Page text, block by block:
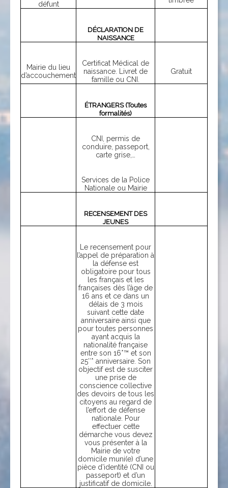
défunt
DÉCLARATION DE
NAISSANCE
Mairie du lieu
d’accouchement
Certificat Médical de
naissance. Livret de
famille ou CNI.
Gratuit
ÉTRANGERS (Toutes
formalités)
CNI, permis de
conduire, passeport,
carte grise,…
Services de la Police
Nationale ou Mairie
RECENSEMENT DES
JEUNES
Le recensement pour
l’appel de préparation à
la défense est
obligatoire pour tous
les français et les
françaises dès l’âge de
16 ans et ce dans un
délais de 3 mois
suivant cette date
anniversaire ainsi que
pour toutes personnes
ayant acquis la
nationalité française
entre son 16*™ et son
25″* anniversaire. Son
objectif est de susciter
une prise de
conscience collective
des devoirs de tous les
citoyens au regard de
l’effort de défense
nationale. Pour
effectuer cette
démarche vous devez
vous présenter à la
Mairie de votre
domicile muni(e) d’une
pièce d’identité (CNI ou
passeport) et d’un
justificatif de domicile.